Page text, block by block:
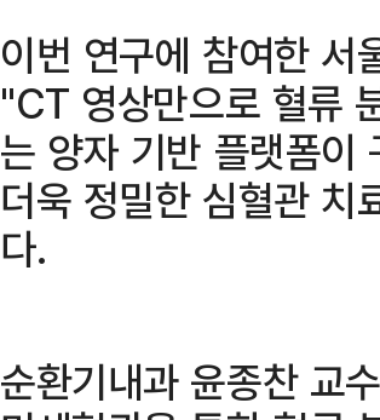
이번 연구에 참여한 서
"CT 영상만으로 혈류
는 양자 기반 플랫폼이
더욱 정밀한 심혈관 치
다.
순환기내과 윤종찬 교